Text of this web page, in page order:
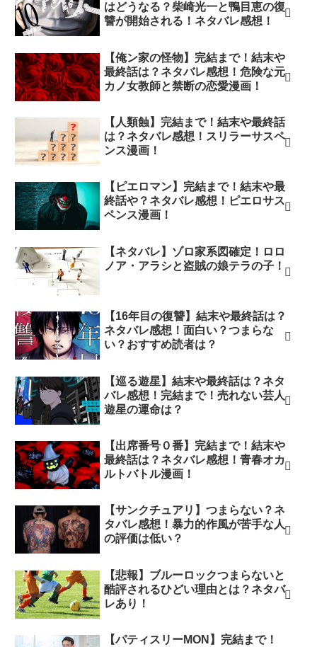
はどうなる？柴崎光一と鴨目恵の復
讐が開始される！ネタバレ感想！
【俺ン家の怪物】完結まで！結末や
最終話は？ネタバレ感想！危険な元
カノ女教師と禁断の恋愛漫画！
【人類蝕】完結まで！結末や最終話
は？ネタバレ感想！スリラーサスペ
ンス漫画！
【ピエロマン】完結まで！結末や最
終話や？ネタバレ感想！ピエロサス
ペンス漫画！
【ネタバレ】ゾロ家系図確定！ロロ
ノア・アラシと盗賊の娘テラの子！
【16年目の復讐】結末や最終話は？
ネタバレ感想！面白い？つまらな
い？おすすめ読者は？
【巡る遊星】結末や最終話は？ネタ
バレ感想！完結まで！売れない芸人
遊星の運命は？
【出席番号０番】完結まで！結末や
最終話は？ネタバレ感想！青春オカ
ルトバトル漫画！
【サンクチュアリ】つまらない？ネ
タバレ感想！暴力的作風が苦手な人
の評価は低い？
【悲報】ブルーロックつまらないと
酷評されるひどい理由とは？ネタバ
レあり！
【パティスリーMON】完結まで！